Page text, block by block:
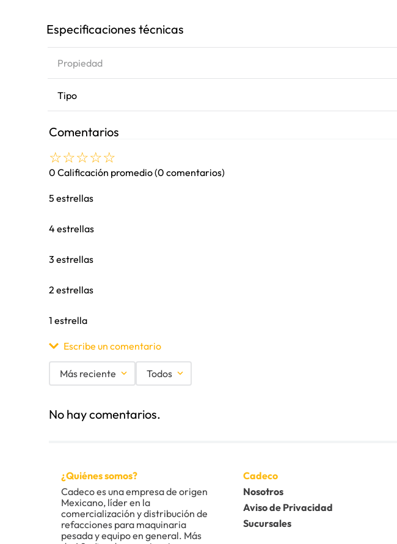
Especificaciones técnicas
Propiedad
Tipo
Comentarios
☆☆☆☆☆
0 Calificación promedio(0 comentarios)
5 estrellas
4 estrellas
3 estrellas
2 estrellas
1 estrella
Escribe un comentario
Título
Califica el producto de 1 a 5 estrellas
★★★★★
Tu nombre
Más reciente Todos
No hay comentarios.
¿Quiénes somos?
Cadeco es una empresa de origen
Mexicano, líder en la
comercialización y distribución de
refacciones para maquinaria
pesada y equipo en general. Más
Cadeco
Nosotros
Aviso de Privacidad
Sucursales